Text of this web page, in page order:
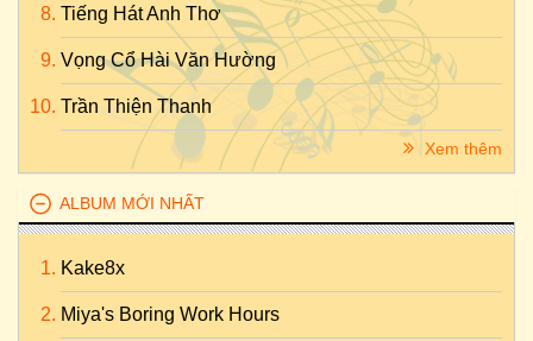
Tiếng Hát Anh Thơ
Vọng Cổ Hài Văn Hường
Trần Thiện Thanh
Xem thêm
ALBUM MỚI NHẤT
Kake8x
Miya's Boring Work Hours